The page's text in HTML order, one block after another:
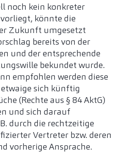
noch kein konkreter
könnte die
Zukunft umgesetzt
bereits von der
und der entsprechende
bekundet wurde.
empfohlen werden diese
sich künftig
(Rechte aus § 84 AktG)
und sich darauf
durch die rechtzeitige
Vertreter bzw. deren
vorherige Ansprache.